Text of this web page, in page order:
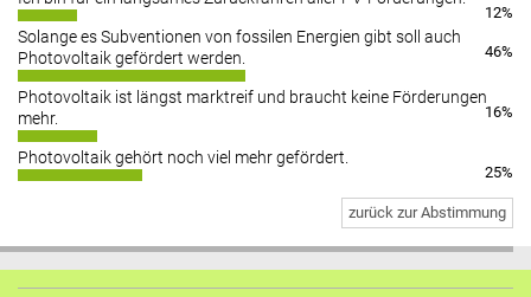
12%
Solange es Subventionen von fossilen Energien gibt soll auch
Photovoltaik gefördert werden.
46%
Photovoltaik ist längst marktreif und braucht keine Förderungen
mehr.
16%
Photovoltaik gehört noch viel mehr gefördert.
25%
zurück zur Abstimmung